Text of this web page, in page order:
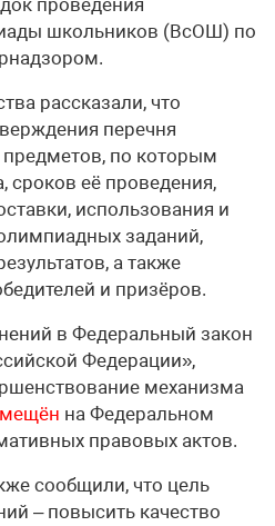
проведения
школьников (ВсОШ) по
рассказали, что
перечня
по которым
сроков её проведения,
использования и
заданий,
а также
и призёров.
в Федеральный закон
Федерации»,
механизма
на Федеральном
правовых актов.
сообщили, что цель
– повысить качество